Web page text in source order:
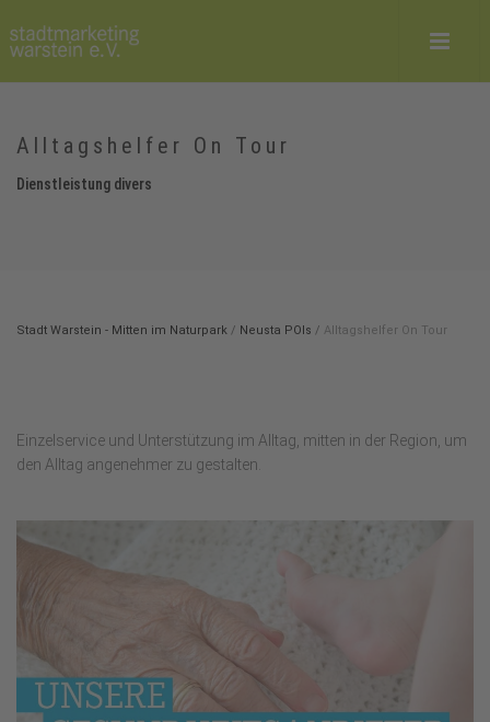
Alltagshelfer On Tour
Dienstleistung divers
Stadt Warstein - Mitten im Naturpark / Neusta POIs / Alltagshelfer On Tour
Einzelservice und Unterstützung im Alltag, mitten in der Region, um
den Alltag angenehmer zu gestalten.